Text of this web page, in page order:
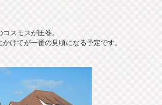
スモスが圧巻。
けてが一番の見頃になる予定です。